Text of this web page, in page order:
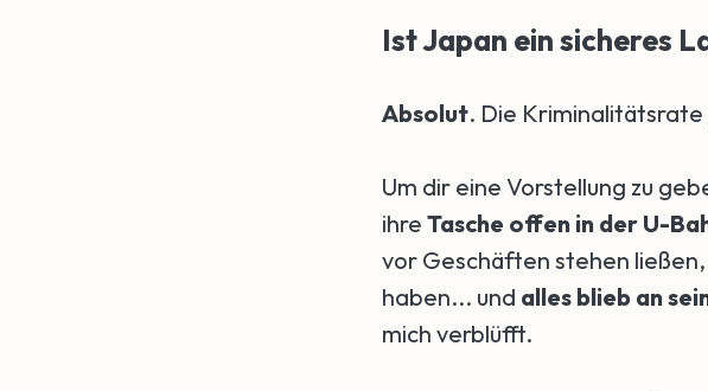
Ist Japan ein sicheres
Absolut. Die
Um dir eine Vorstellung zu
ihre Tasche offen in der U-
vor Geschäften stehen
haben... und alles blieb an
mich verblüfft.